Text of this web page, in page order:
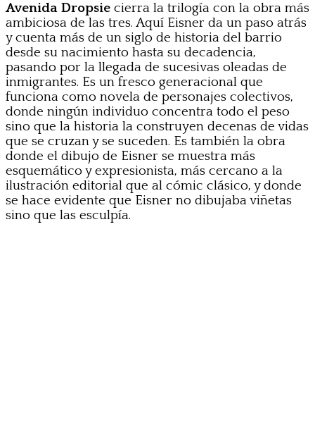
Avenida Dropsie cierra la trilogía con la obra más
ambiciosa de las tres. Aquí Eisner da un paso atrás
y cuenta más de un siglo de historia del barrio
desde su nacimiento hasta su decadencia,
pasando por la llegada de sucesivas oleadas de
inmigrantes. Es un fresco generacional que
funciona como novela de personajes colectivos,
donde ningún individuo concentra todo el peso
sino que la historia la construyen decenas de vidas
que se cruzan y se suceden. Es también la obra
donde el dibujo de Eisner se muestra más
esquemático y expresionista, más cercano a la
ilustración editorial que al cómic clásico, y donde
se hace evidente que Eisner no dibujaba viñetas
sino que las esculpía.